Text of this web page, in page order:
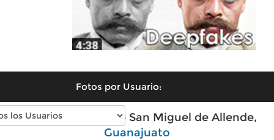
Fotos por Usuario:
Fotos modernas de San Miguel de Allende,
Guanajuato